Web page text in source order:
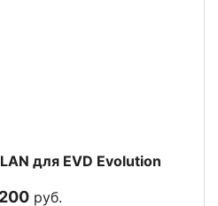
для EVD Evolution
руб.